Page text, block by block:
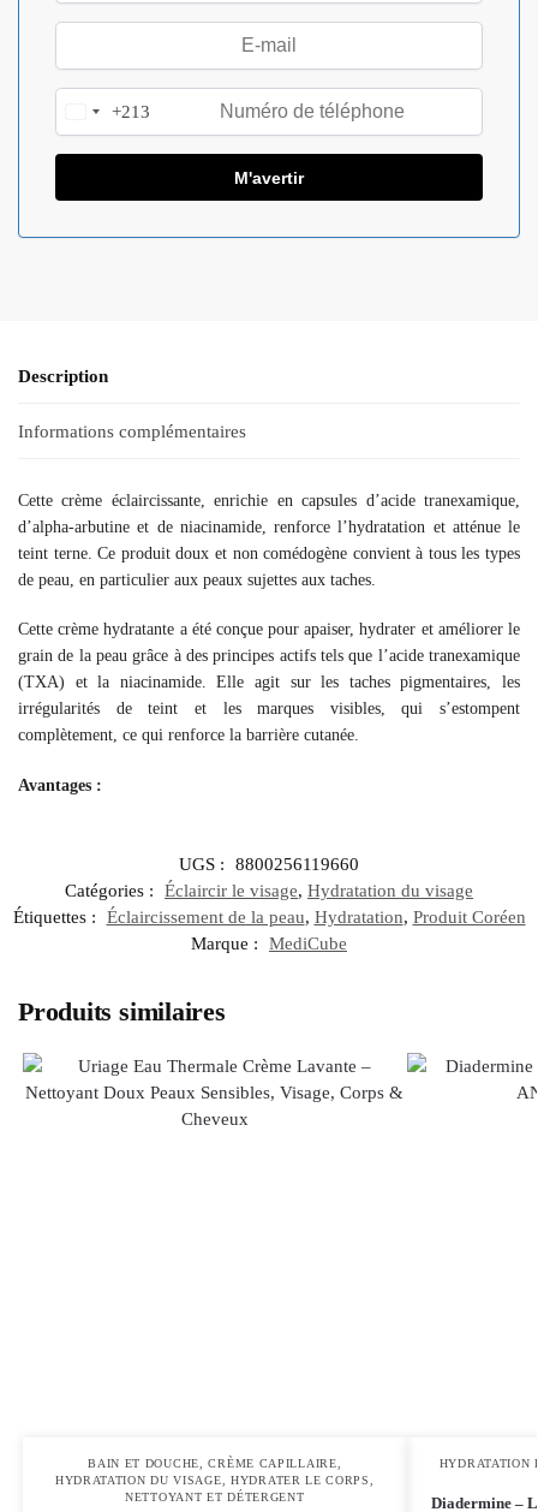
e
3
+213
Description
Informations complémentaires
Cette crème éclaircissante, enrichie en capsules d’acide tranexamique,
d’alpha-arbutine et de niacinamide, renforce l’hydratation et atténue le
teint terne. Ce produit doux et non comédogène convient à tous les types
de peau, en particulier aux peaux sujettes aux taches.
Cette crème hydratante a été conçue pour apaiser, hydrater et améliorer le
grain de la peau grâce à des principes actifs tels que l’acide tranexamique
(TXA) et la niacinamide. Elle agit sur les taches pigmentaires, les
irrégularités de teint et les marques visibles, qui s’estompent
complètement, ce qui renforce la barrière cutanée.
Avantages :
UGS :
8800256119660
Catégories :
Éclaircir le visage, Hydratation du visage
Étiquettes :
Éclaircissement de la peau, Hydratation, Produit Coréen
Marque :
MediCube
Produits similaires
BAIN ET DOUCHE ,CRÈME CAPILLAIRE
HYDRATATION DU VISAGE
HYDRATER LE CORPS
NETTOYANT ET DÉTERGENT
HYDRATATION
Diadermine –